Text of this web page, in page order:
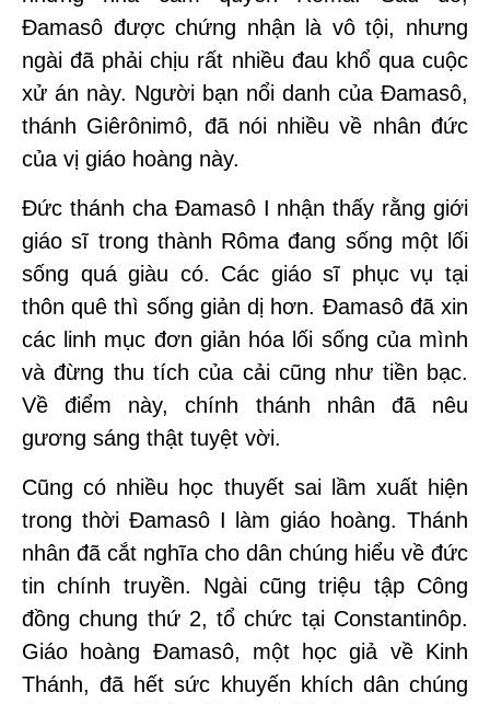
Đamasô được chứng nhận là vô tội, nhưng
ngài đã phải chịu rất nhiều đau khổ qua cuộc
xử án này. Người bạn nổi danh của Đamasô,
thánh Giêrônimô, đã nói nhiều về nhân đức
của vị giáo hoàng này.
Đức thánh cha Đamasô I nhận thấy rằng giới
giáo sĩ trong thành Rôma đang sống một lối
sống quá giàu có. Các giáo sĩ phục vụ tại
thôn quê thì sống giản dị hơn. Đamasô đã xin
các linh mục đơn giản hóa lối sống của mình
và đừng thu tích của cải cũng như tiền bạc.
Về điểm này, chính thánh nhân đã nêu
gương sáng thật tuyệt vời.
Cũng có nhiều học thuyết sai lầm xuất hiện
trong thời Đamasô I làm giáo hoàng. Thánh
nhân đã cắt nghĩa cho dân chúng hiểu về đức
tin chính truyền. Ngài cũng triệu tập Công
đồng chung thứ 2, tổ chức tại Constantinôp.
Giáo hoàng Đamasô, một học giả về Kinh
Thánh, đã hết sức khuyến khích dân chúng